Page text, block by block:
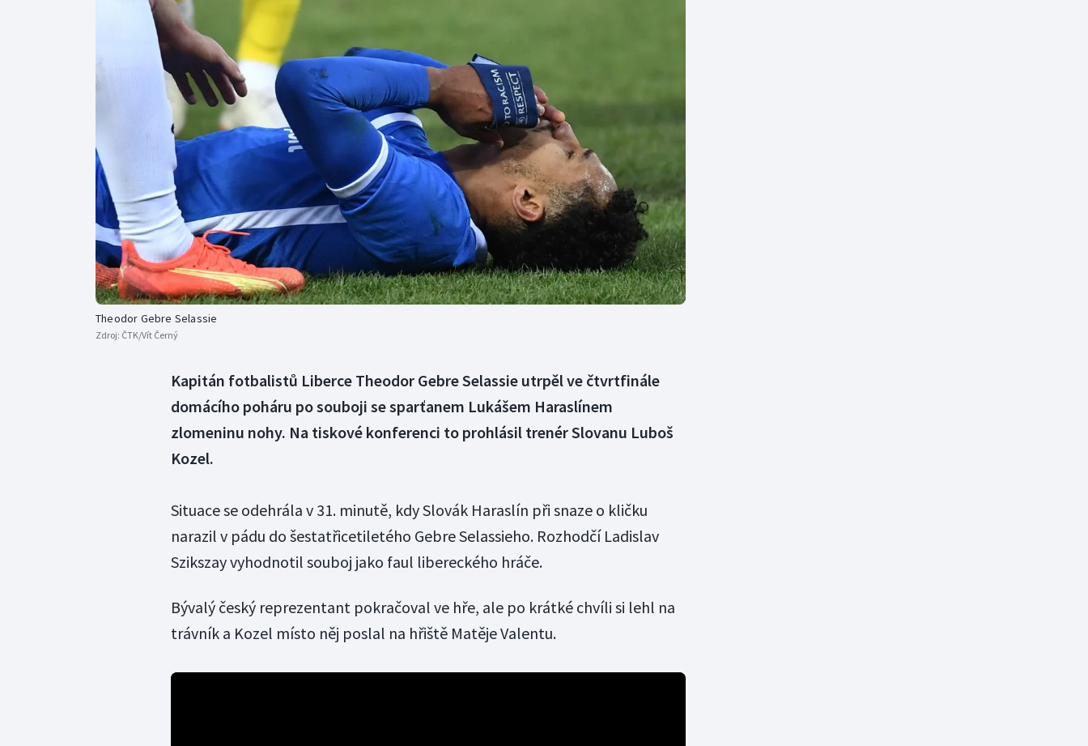
Curling
Dostihy
Florbal
Futsal
Golf
Gymnastika
Olympijské hry
Parasport
Plavání
Plážový volejbal
Ostatní
Theodor Gebre Selassie
Zdroj: ČTK/Vít Černý
Kapitán fotbalistů Liberce Theodor Gebre Selassie utrpěl ve čtvrtfinále
domácího poháru po souboji se sparťanem Lukášem Haraslínem
zlomeninu nohy. Na tiskové konferenci to prohlásil trenér Slovanu Luboš
Kozel.
Situace se odehrála v 31. minutě, kdy Slovák Haraslín při snaze o kličku
narazil v pádu do šestatřicetiletého Gebre Selassieho. Rozhodčí Ladislav
Szikszay vyhodnotil souboj jako faul libereckého hráče.
Bývalý český reprezentant pokračoval ve hře, ale po krátké chvíli si lehl na
trávník a Kozel místo něj poslal na hřiště Matěje Valentu.